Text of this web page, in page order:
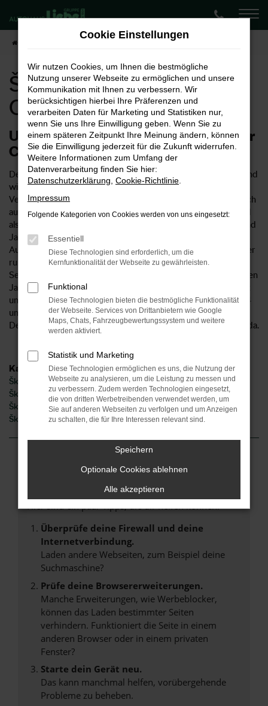
Zum
Hauptinhalt
springen
Škoda Enyaq kaufen für Chemnitz
Škoda Enyaq kaufen für
Chemnitz
Unser Vorschlag: ein Škoda Enyaq für
Chemnitz
Der Škoda Enyaq ist ein rundum überzeugendes Fahrzeug und
wie geschaffen für Chemnitz und Umgebung. Als
Vertragshändler für Škoda bieten wir Ihnen selbstverständlich
auch den Enyaq in zahlreichen Ausstattungslinien und sowohl
als Neuwagen als auch gebraucht oder als Tageszulassung und
Jahreswagen. Wenn Sie sich für ein Fahrzeug aus dem
Autohaus Liebe entscheiden, kommen Sie in den Genuss einer
rundum kompetenten Beratung und eines umfangreichen
Services. Als Anbieter für den Škoda Enyaq sind wir seit vielen
Jahren auch für unsere Kundinnen und Kunden aus Chemnitz
und Umgebung tätig. Unser Unternehmen existiert seit 1954
und ist mittlerweile an sechs Standorten im Herzen
Deutschlands und 2 Standorten in Norddeutschland für Sie da.
Kategorie
Škoda Enyaq Gebrauchtwagen Chemnitz
Škoda Enyaq Jahreswagen Chemnitz
Škoda Enyaq Neuwagen Chemnitz
Škoda Enyaq Chemnitz
Fehler: Network Error
Beim Laden ist ein Fehler aufgetreten.
Hier sind ein paar Tipps, die dir helfen können:
Überprüfe deine Firewall und deine
Internetverbindung.
Laden andere Webseiten, zum Beispiel deine
Suchmaschine?
Prüfe deine Browsererweiterungen.
Manche Erweiterungen, wie Werbeblocker,
können das Laden bestimmter Seiten
verhindern. Funktioniert die Seite in einem
anderen Browser oder in einem privaten
Fenster?
Starte dein Gerät neu.
Das kann manchmal helfen, vorübergehende
Probleme zu beheben.
Cookie Einstellungen
Wir nutzen Cookies, um Ihnen die bestmögliche
Nutzung unserer Webseite zu ermöglichen und unsere
Kommunikation mit Ihnen zu verbessern. Wir
berücksichtigen hierbei Ihre Präferenzen und
verarbeiten Daten für Marketing und Statistiken nur,
wenn Sie uns Ihre Einwilligung geben. Wenn Sie zu
einem späteren Zeitpunkt Ihre Meinung ändern, können
Sie die Einwilligung jederzeit für die Zukunft widerrufen.
Weitere Informationen zum Umfang der
Datenverarbeitung finden Sie hier:
Datenschutzerklärung Cookie-Richtlinie
Impressum
Folgende Kategorien von Cookies werden von uns eingesetzt:
Essentiell
Diese Technologien sind erforderlich, um die
Kernfunktionalität der Webseite zu gewährleisten.
Funktional
Diese Technologien bieten die bestmögliche Funktionalität
der Webseite. Services von Drittanbietern wie Google
Maps, Chats, Fahrzeugbewertungssystem und weitere
werden aktiviert.
Statistik und Marketing
Diese Technologien ermöglichen es uns, die Nutzung der
Webseite zu analysieren, um die Leistung zu messen und
zu verbessern. Zudem werden Technologien eingesetzt,
die von dritten Werbetreibenden verwendet werden, um
Sie auf anderen Webseiten zu verfolgen und um Anzeigen
zu schalten, die für Ihre Interessen relevant sind.
Speichern
Optionale Cookies ablehnen
Alle akzeptieren